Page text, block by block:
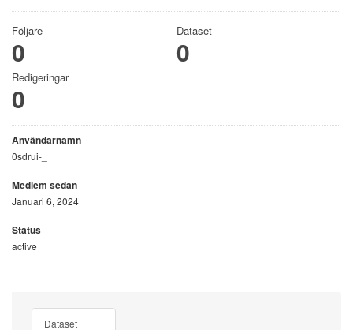
Följare
0
Dataset
0
Redigeringar
0
Användarnamn
0sdrui-_
Medlem sedan
Januari 6, 2024
Status
active
Dataset